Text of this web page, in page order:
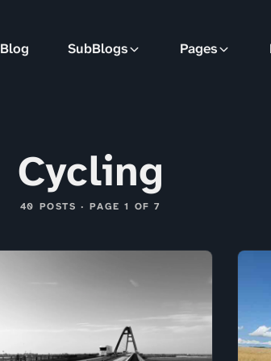
Blog SubBlogs Pages
Cycling
40 POSTS · PAGE 1 OF 7